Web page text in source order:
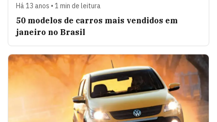
Há 13 anos • 1 min de leitura
50 modelos de carros mais vendidos em
janeiro no Brasil